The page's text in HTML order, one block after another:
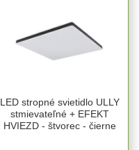
LED stropné svietidlo ULLY
stmievateľné + EFEKT
HVIEZD - štvorec - čierne